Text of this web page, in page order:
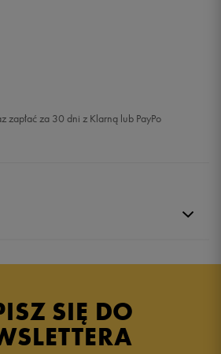
zapłać za 30 dni z Klarną lub PayPo
5.0
i zweryfikowanych przez
SIĘ DO